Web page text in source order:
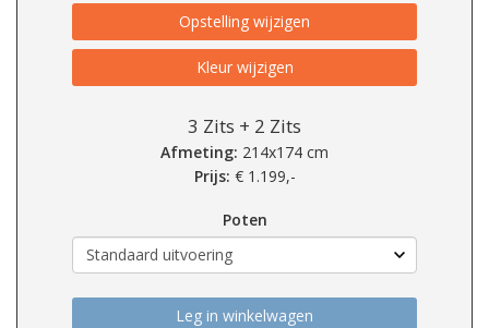
Opstelling wijzigen
Kleur wijzigen
3 Zits + 2 Zits
Afmeting: 214x174 cm
Prijs: € 1.199,-
Poten
Leg in winkelwagen